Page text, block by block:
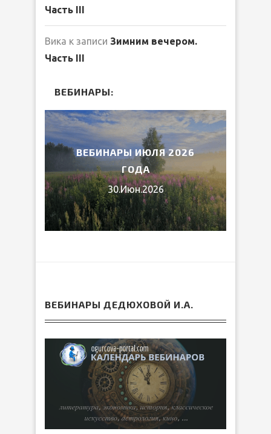
Часть III
Вика к записи Зимним вечером.
Часть III
ВЕБИНАРЫ:
ВЕБИНАРЫ ИЮЛЯ 2026
ГОДА
30.Июн.2026
ВЕБИНАРЫ ДЕДЮХОВОЙ И.А.